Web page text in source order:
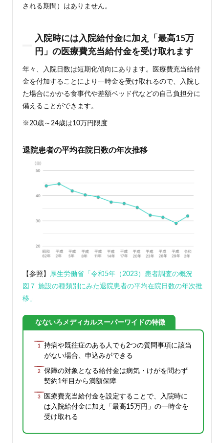
満額
入院
時に
は入
付金
に加
え
高15
円」
充当
給付
金を
取れ
ます
年次推
1.3.3
上記保
の保障
概要
2
メデ
される期間）はありません。
入院時には入院給付金に加え「最高15万
円」の医療費充当給付金を受け取れます
年々、入院日数は短期化傾向にあります。医療費充当給付
金を付加することにより一時金を受け取れるので、入院し
た場合にかかる食事代や差額ベッド代などの自己負担分に
備えることができます。
※20歳～24歳は10万円限度
退院患者の平均在院日数の年次推移
【参照】 厚生労働省「令和5年（2023）患者調査の概況
図７ 施設の種類別にみた退院患者の平均在院日数の年次推
移」
なないろメディカルスーパーワイドの特徴
持病や既往症のある人でも2つの質問事項に該当
がない場合、申込みができる
保障の対象となる給付金は病気・けがを問わず
契約1年目から満額保障
医療費充当給付金を設定することで、入院時に
は入院給付金に加え「最高15万円」の一時金を
受け取れる